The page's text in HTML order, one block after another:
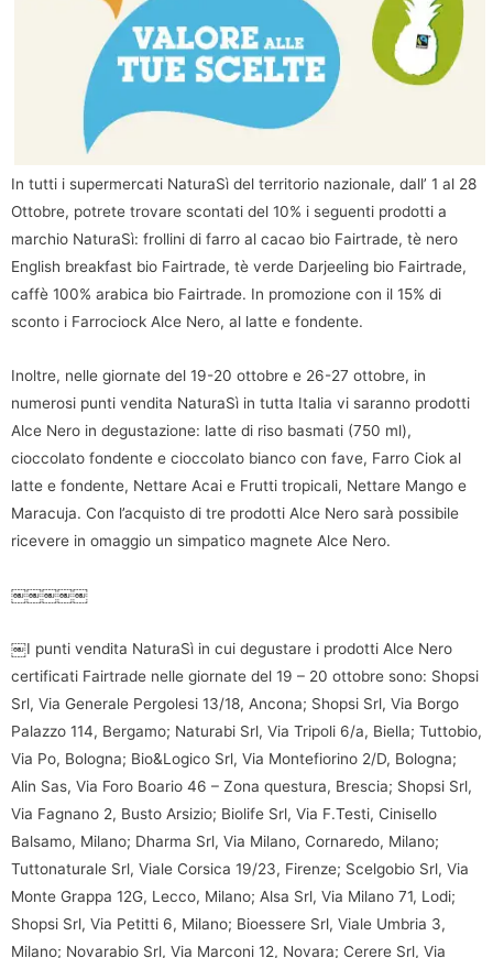
In tutti i supermercati NaturaSì del territorio nazionale, dall’ 1 al 28
Ottobre, potrete trovare scontati del 10% i seguenti prodotti a
marchio NaturaSì: frollini di farro al cacao bio Fairtrade, tè nero
English breakfast bio Fairtrade, tè verde Darjeeling bio Fairtrade,
caffè 100% arabica bio Fairtrade. In promozione con il 15% di
sconto i Farrociock Alce Nero, al latte e fondente.
Inoltre, nelle giornate del 19-20 ottobre e 26-27 ottobre, in
numerosi punti vendita NaturaSì in tutta Italia vi saranno prodotti
Alce Nero in degustazione: latte di riso basmati (750 ml),
cioccolato fondente e cioccolato bianco con fave, Farro Ciok al
latte e fondente, Nettare Acai e Frutti tropicali, Nettare Mango e
Maracuja. Con l’acquisto di tre prodotti Alce Nero sarà possibile
ricevere in omaggio un simpatico magnete Alce Nero.
￼￼￼￼￼
￼I punti vendita NaturaSì in cui degustare i prodotti Alce Nero
certificati Fairtrade nelle giornate del 19 – 20 ottobre sono: Shopsi
Srl, Via Generale Pergolesi 13/18, Ancona; Shopsi Srl, Via Borgo
Palazzo 114, Bergamo; Naturabi Srl, Via Tripoli 6/a, Biella; Tuttobio,
Via Po, Bologna; Bio&Logico Srl, Via Montefiorino 2/D, Bologna;
Alin Sas, Via Foro Boario 46 – Zona questura, Brescia; Shopsi Srl,
Via Fagnano 2, Busto Arsizio; Biolife Srl, Via F.Testi, Cinisello
Balsamo, Milano; Dharma Srl, Via Milano, Cornaredo, Milano;
Tuttonaturale Srl, Viale Corsica 19/23, Firenze; Scelgobio Srl, Via
Monte Grappa 12G, Lecco, Milano; Alsa Srl, Via Milano 71, Lodi;
Shopsi Srl, Via Petitti 6, Milano; Bioessere Srl, Viale Umbria 3,
Milano; Novarabio Srl, Via Marconi 12, Novara; Cerere Srl, Via